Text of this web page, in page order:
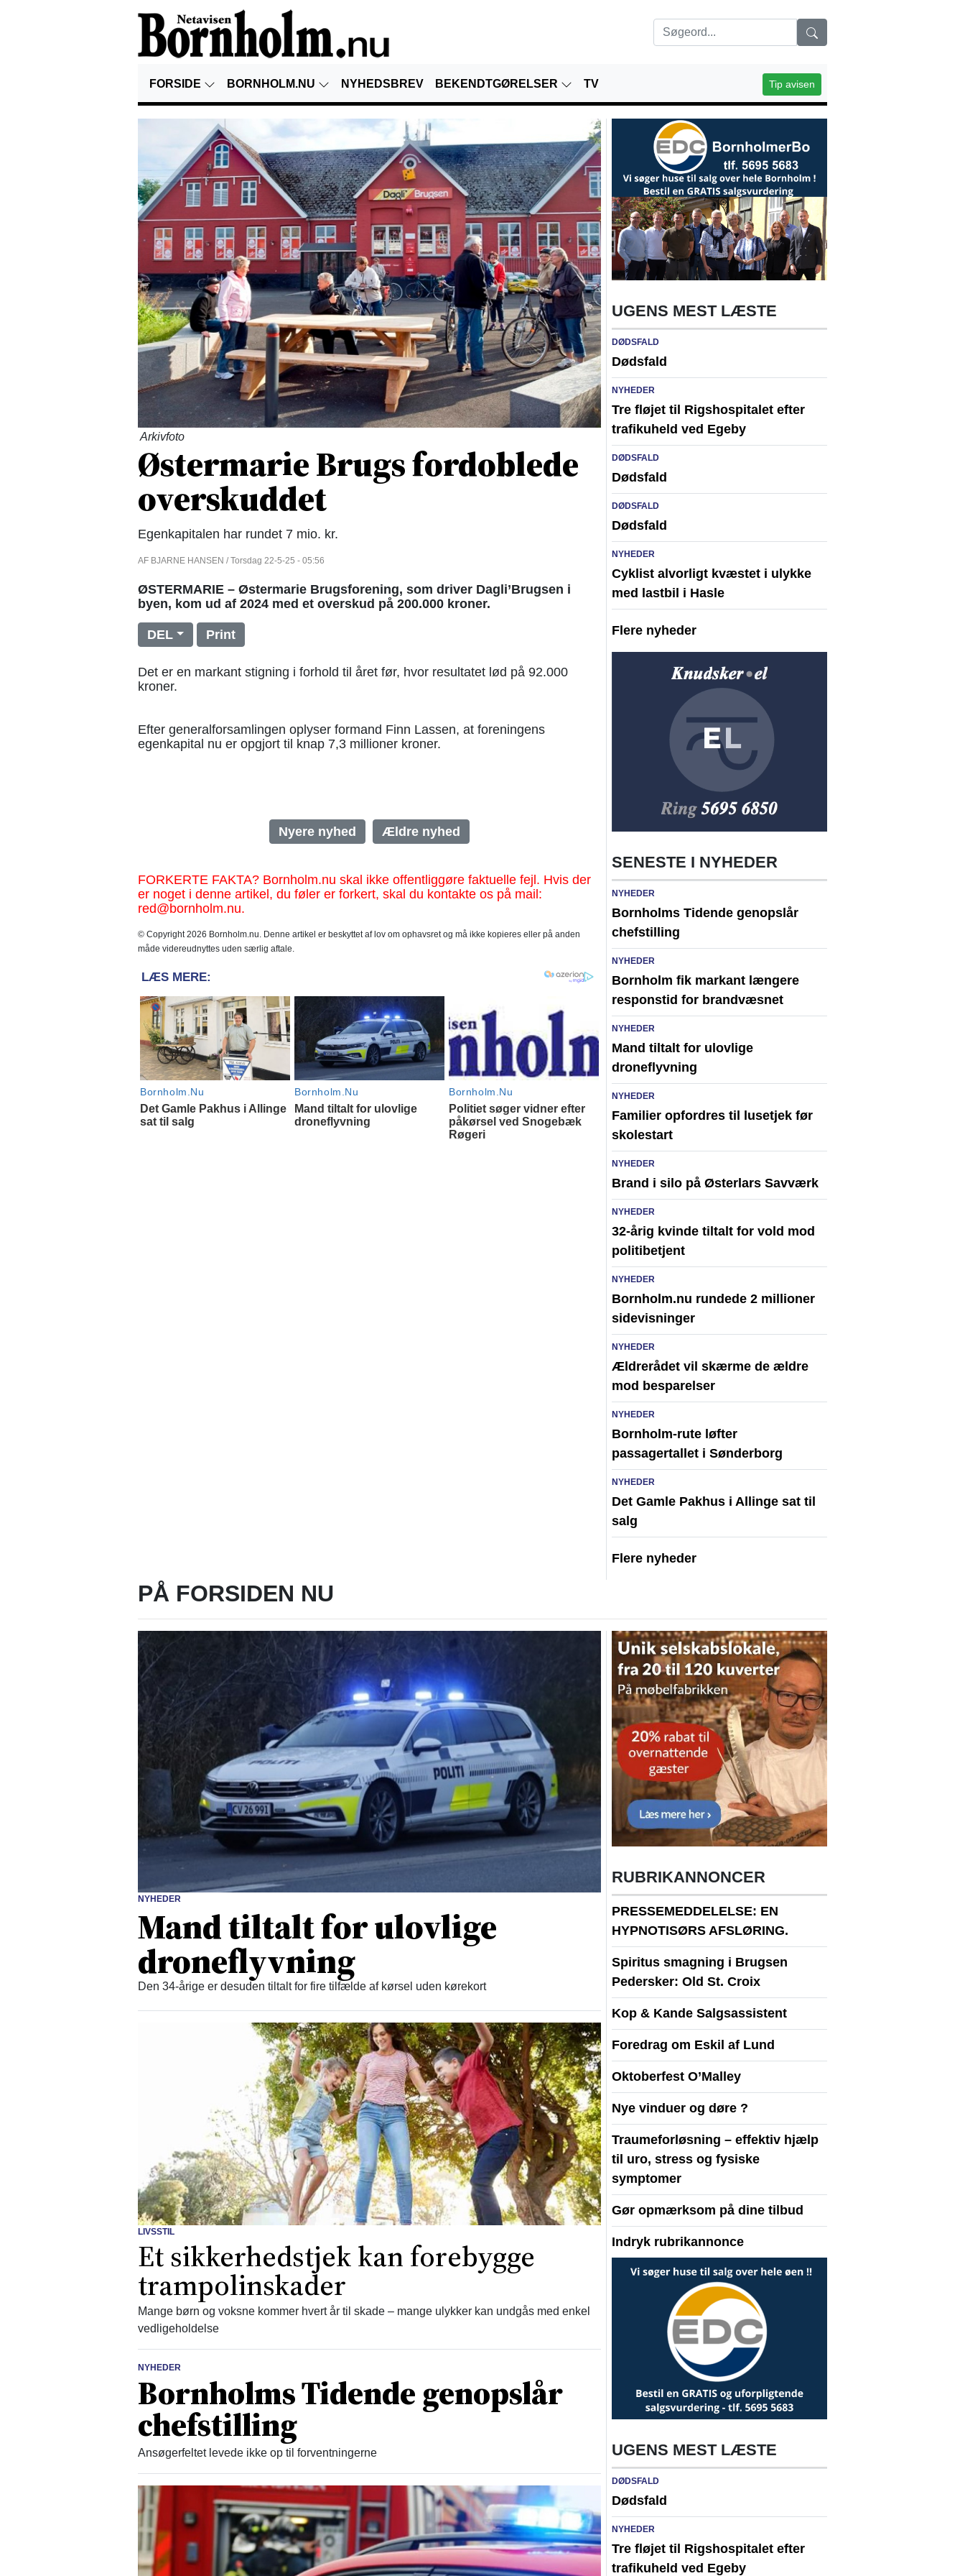
FORSIDE BORNHOLM.NU NYHEDSBREV BEKENDTGØRELSER TV Tip avisen
Arkivfoto
Østermarie Brugs fordoblede
overskuddet
Egenkapitalen har rundet 7 mio. kr.
AF BJARNE HANSEN / Torsdag 22-5-25 - 05:56
ØSTERMARIE – Østermarie Brugsforening, som driver Dagli’Brugsen i
byen, kom ud af 2024 med et overskud på 200.000 kroner.
DEL Print
Det er en markant stigning i forhold til året før, hvor resultatet lød på 92.000
kroner.
Efter generalforsamlingen oplyser formand Finn Lassen, at foreningens
egenkapital nu er opgjort til knap 7,3 millioner kroner.
Nyere nyhed Ældre nyhed
FORKERTE FAKTA? Bornholm.nu skal ikke offentliggøre faktuelle fejl. Hvis der
er noget i denne artikel, du føler er forkert, skal du kontakte os på mail:
red@bornholm.nu.
© Copyright 2026 Bornholm.nu. Denne artikel er beskyttet af lov om ophavsret og må ikke kopieres eller på anden
måde videreudnyttes uden særlig aftale.
UGENS MEST LÆSTE
DØDSFALD
Dødsfald
NYHEDER
Tre fløjet til Rigshospitalet efter
trafikuheld ved Egeby
DØDSFALD
Dødsfald
DØDSFALD
Dødsfald
NYHEDER
Cyklist alvorligt kvæstet i ulykke
med lastbil i Hasle
Flere nyheder
SENESTE I NYHEDER
NYHEDER
Bornholms Tidende genopslår
chefstilling
NYHEDER
Bornholm fik markant længere
responstid for brandvæsnet
NYHEDER
Mand tiltalt for ulovlige
droneflyvning
NYHEDER
Familier opfordres til lusetjek før
skolestart
NYHEDER
Brand i silo på Østerlars Savværk
NYHEDER
32-årig kvinde tiltalt for vold mod
politibetjent
NYHEDER
Bornholm.nu rundede 2 millioner
sidevisninger
NYHEDER
Ældrerådet vil skærme de ældre
mod besparelser
NYHEDER
Bornholm-rute løfter
passagertallet i Sønderborg
NYHEDER
Det Gamle Pakhus i Allinge sat til
salg
Flere nyheder
PÅ FORSIDEN NU
NYHEDER
Mand tiltalt for ulovlige
droneflyvning
Den 34-årige er desuden tiltalt for fire tilfælde af kørsel uden kørekort
LIVSSTIL
Et sikkerhedstjek kan forebygge
trampolinskader
Mange børn og voksne kommer hvert år til skade – mange ulykker kan undgås med enkel
vedligeholdelse
NYHEDER
Bornholms Tidende genopslår
chefstilling
Ansøgerfeltet levede ikke op til forventningerne
RUBRIKANNONCER
PRESSEMEDDELELSE: EN
HYPNOTISØRS AFSLØRING.
Spiritus smagning i Brugsen
Pedersker: Old St. Croix
Kop & Kande Salgsassistent
Foredrag om Eskil af Lund
Oktoberfest O’Malley
Nye vinduer og døre ?
Traumeforløsning – effektiv hjælp
til uro, stress og fysiske
symptomer
Gør opmærksom på dine tilbud
Indryk rubrikannonce
UGENS MEST LÆSTE
DØDSFALD
Dødsfald
NYHEDER
Tre fløjet til Rigshospitalet efter
trafikuheld ved Egeby